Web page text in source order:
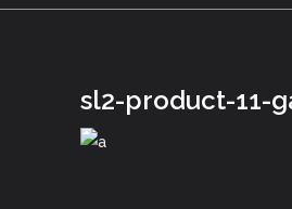
sl2-product-11-